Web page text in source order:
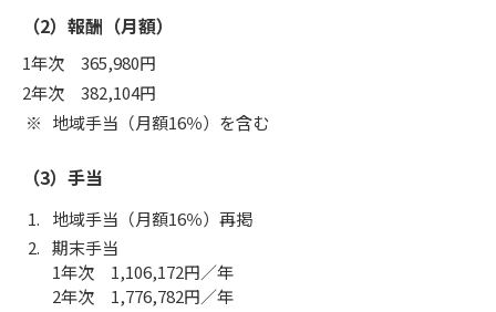
（2）報酬（月額）
1年次 365,980円
2年次 382,104円
地域手当（月額16％）を含む
（3）手当
地域手当（月額16％）再掲
期末手当
1年次 1,106,172円／年
2年次 1,776,782円／年